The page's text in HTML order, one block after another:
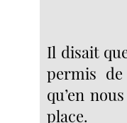
Il disait
permis
qu’en
place.